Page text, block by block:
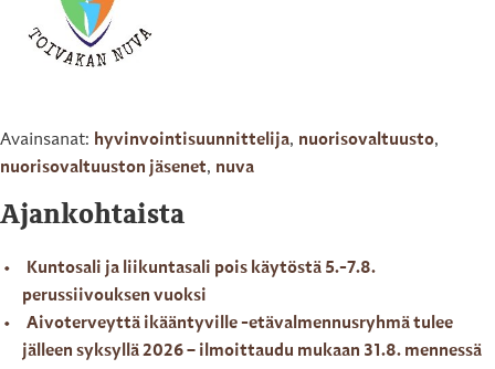
Avainsanat: hyvinvointisuunnittelija, nuorisovaltuusto,
nuorisovaltuuston jäsenet, nuva
Ajankohtaista
Kuntosali ja liikuntasali pois käytöstä 5.-7.8.
perussiivouksen vuoksi
Aivoterveyttä ikääntyville -etävalmennusryhmä tulee
jälleen syksyllä 2026 – ilmoittaudu mukaan 31.8. mennessä